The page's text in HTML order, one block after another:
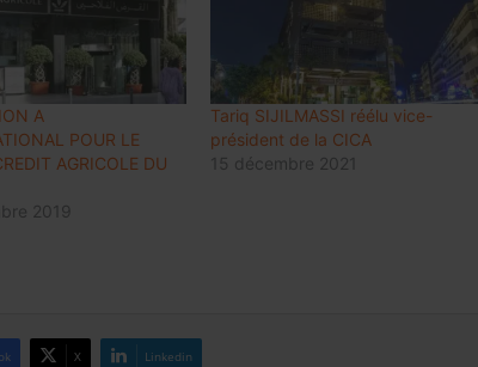
A
POUR LE
AGRICOLE DU
2019
Tariq SIJILMASSI réélu vice-
président de la CICA
15 décembre 2021
X Linkedin
attendent le rebond de la
consommation en Chine
Meknès résilie le contrat de City Bus